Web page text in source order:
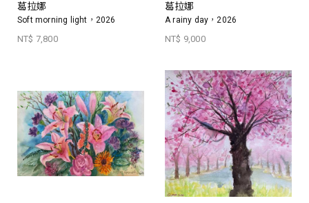
葛拉娜
Soft morning light，2026
NT$ 7,800
葛拉娜
A rainy day，2026
NT$ 9,000